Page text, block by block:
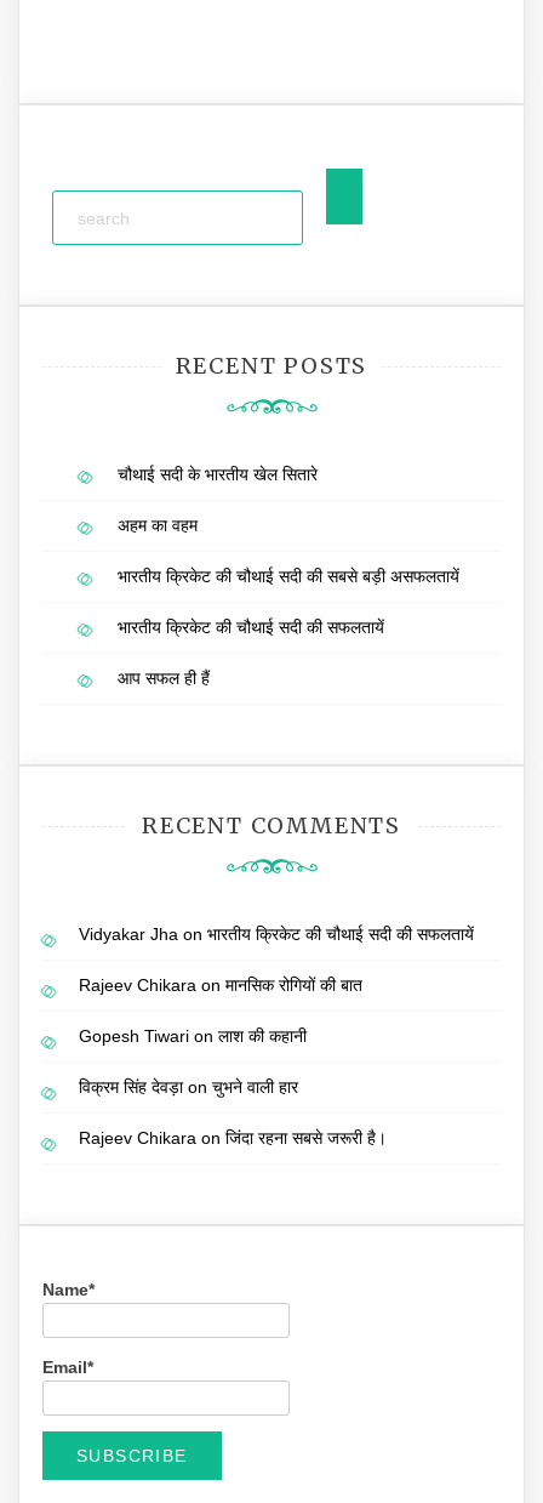
RECENT POSTS
चौथाई सदी के भारतीय खेल सितारे
अहम का वहम
भारतीय क्रिकेट की चौथाई सदी की सबसे बड़ी असफलतायें
भारतीय क्रिकेट की चौथाई सदी की सफलतायें
आप सफल ही हैं
RECENT COMMENTS
Vidyakar Jha on भारतीय क्रिकेट की चौथाई सदी की सफलतायें
Rajeev Chikara on मानसिक रोगियों की बात
Gopesh Tiwari on लाश की कहानी
विक्रम सिंह देवड़ाon चुभने वाली हार
Rajeev Chikara on जिंदा रहना सबसे जरूरी है।
Name*
Email*